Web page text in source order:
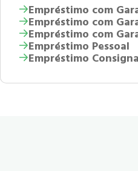
Empréstimo com
Empréstimo com
Empréstimo com
Empréstimo Pessoal
Empréstimo